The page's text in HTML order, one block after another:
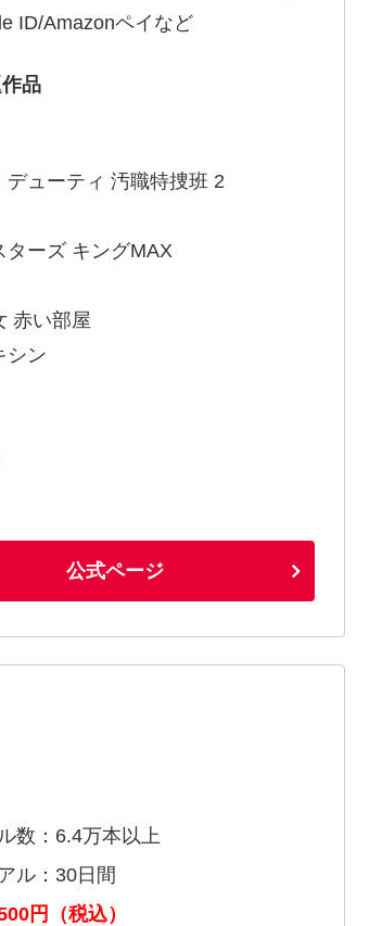
ID/Amazonペイなど
品
デューティ 汚職特捜班 2
ターズ キングMAX
赤い部屋
シン
公式ページ
数：6.4万本以上
ル：30日間
円（税込）